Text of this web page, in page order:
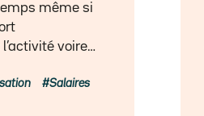
même si
voire…
Salaires